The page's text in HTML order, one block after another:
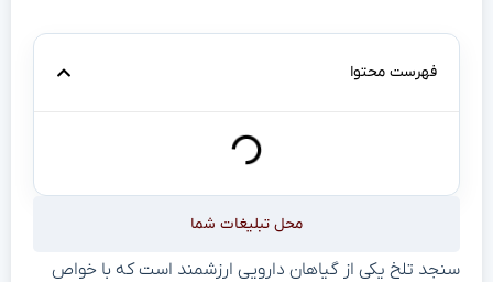
فهرست محتوا
محل تبلیغات شما
سنجد تلخ یکی از گیاهان دارویی ارزشمند است که با خواص